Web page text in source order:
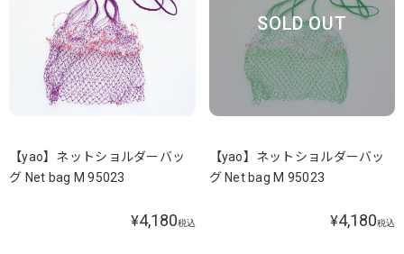
【yao】ネットショルダーバッ
グ Net bag M 95023
¥4,180税込
SOLD OUT
【yao】ネットショルダーバッ
グ Net bag M 95023
¥4,180税込